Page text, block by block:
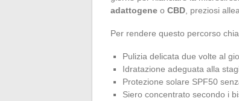
adattogene o CBD , preziosi
Per rendere questo percorso
Pulizia delicata due volte al
Idratazione adeguata alla
Protezione solare SPF50
Siero concentrato secondo i